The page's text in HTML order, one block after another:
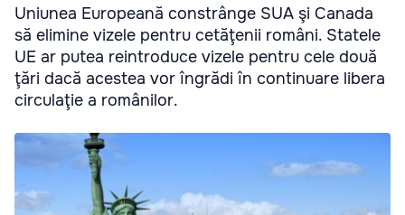
Uniunea Europeană constrânge SUA şi Canada
să elimine vizele pentru cetăţenii români. Statele
UE ar putea reintroduce vizele pentru cele două
ţări dacă acestea vor îngrădi în continuare libera
circulaţie a românilor.